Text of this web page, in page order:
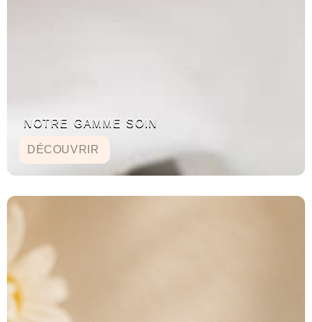
NOTRE GAMME SOIN
DÉCOUVRIR